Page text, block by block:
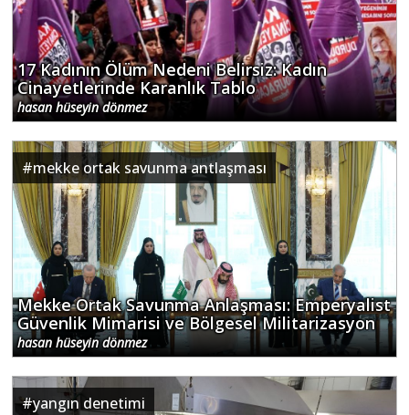
17 Kadının Ölüm Nedeni Belirsiz: Kadın
Cinayetlerinde Karanlık Tablo
hasan hüseyin dönmez
#mekke ortak savunma antlaşması
Mekke Ortak Savunma Anlaşması: Emperyalist
Güvenlik Mimarisi ve Bölgesel Militarizasyon
hasan hüseyin dönmez
#yangın denetimi